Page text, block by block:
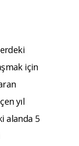
için
yıl
alanda 5